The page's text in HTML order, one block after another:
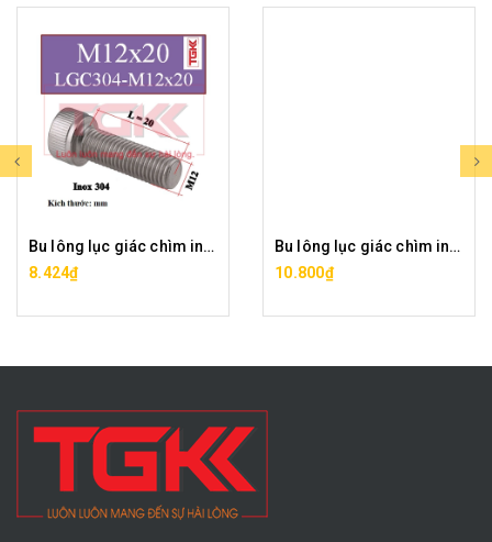
Bu lông lục giác chìm inox 304-M12x20
8.424₫
Bu lông lục giác chìm inox 304-M12x25
10.800₫